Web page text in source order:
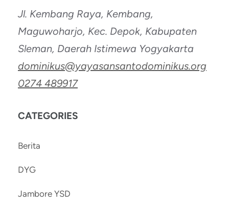
Jl. Kembang Raya, Kembang,
Maguwoharjo, Kec. Depok, Kabupaten
Sleman, Daerah Istimewa Yogyakarta
dominikus@yayasansantodominikus.org
0274 489917
CATEGORIES
Berita
DYG
Jambore YSD